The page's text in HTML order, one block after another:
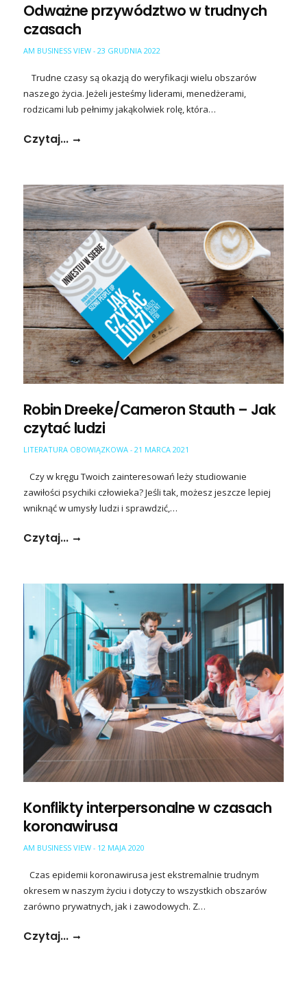
Odważne przywództwo w trudnych
czasach
AM BUSINESS VIEW - 23 GRUDNIA 2022
Trudne czasy są okazją do weryfikacji wielu obszarów
naszego życia. Jeżeli jesteśmy liderami, menedżerami,
rodzicami lub pełnimy jakąkolwiek rolę, która…
Czytaj...
Robin Dreeke/Cameron Stauth – Jak
czytać ludzi
LITERATURA OBOWIĄZKOWA - 21 MARCA 2021
Czy w kręgu Twoich zainteresowań leży studiowanie
zawiłości psychiki człowieka? Jeśli tak, możesz jeszcze lepiej
wniknąć w umysły ludzi i sprawdzić,…
Czytaj...
Konflikty interpersonalne w czasach
koronawirusa
AM BUSINESS VIEW - 12 MAJA 2020
Czas epidemii koronawirusa jest ekstremalnie trudnym
okresem w naszym życiu i dotyczy to wszystkich obszarów
zarówno prywatnych, jak i zawodowych. Z…
Czytaj...